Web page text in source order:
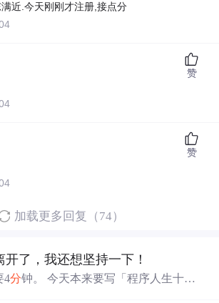
近.今天刚刚才注册,接点分
赞
赞
加载更多回复（74）
开了，我还想坚持一下！
4分钟。 今天本来要写「程序人生十